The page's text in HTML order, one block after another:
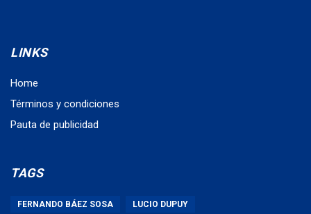
LINKS
Home
Términos y condiciones
Pauta de publicidad
TAGS
FERNANDO BÁEZ SOSA LUCIO DUPUY